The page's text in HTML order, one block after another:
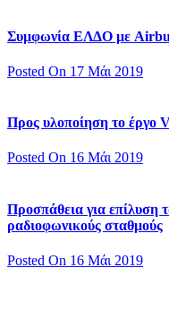
Συμφωνία ΕΛΔΟ με
Posted On 17 Μάι 2019
Προς υλοποίηση το έργο
Posted On 16 Μάι 2019
Προσπάθεια για επίλυση
ραδιοφωνικούς σταθμούς
Posted On 16 Μάι 2019